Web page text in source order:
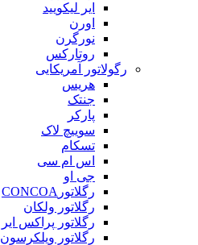
ایر لیکویید
اورن
نورگرن
روتارکس
رگولاتور آمریکایی
هریس
جنتک
پارکر
سوییچ لاک
تسکام
اس ام سی
جی او
رگلاتورCONCOA
رگلاتور ولکان
رگلاتور پراکس ایر
رگلاتور ویلکرسون